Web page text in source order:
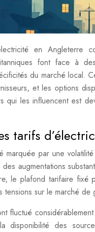
en Angleterre
font face à
du marché local.
et les options
qui les influencent est
tarifs
marquée par une
augmentations
le plafond tarifaire fixé
sur le marché de
fluctué
disponibilité des